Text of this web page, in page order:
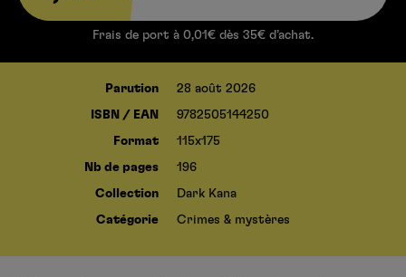
Frais de port à 0,01€ dès 35€ d’achat.
Parution 28 août 2026
ISBN / EAN 9782505144250
Format 115x175
Nb de pages 196
Collection Dark Kana
Catégorie Crimes & mystères